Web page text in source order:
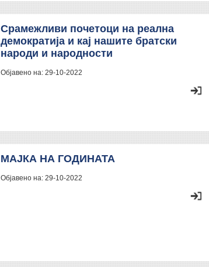
Срамежливи почетоци на реална
демократија и кај нашите братски
народи и народности
Објавено на: 29-10-2022
МАЈКА НА ГОДИНАТА
Објавено на: 29-10-2022